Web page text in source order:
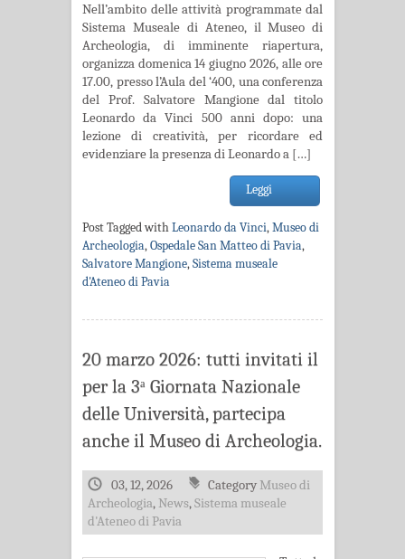
Nell’ambito delle attività programmate dal
Sistema Museale di Ateneo, il Museo di
Archeologia, di imminente riapertura,
organizza domenica 14 giugno 2026, alle ore
17.00, presso l’Aula del ‘400, una conferenza
del Prof. Salvatore Mangione dal titolo
Leonardo da Vinci 500 anni dopo: una
lezione di creatività, per ricordare ed
evidenziare la presenza di Leonardo a […]
Leggi
Post Tagged withLeonardo da Vinci,Museo di
Archeologia,Ospedale San Matteo di Pavia,
Salvatore Mangione,Sistema museale
d'Ateneo di Pavia
20 marzo 2026: tutti invitati il
per la 3ᵃ Giornata Nazionale
delle Università, partecipa
anche il Museo di Archeologia.
03, 12, 2026 Category Museo di
Archeologia, News,Sistema museale
d'Ateneo di Pavia